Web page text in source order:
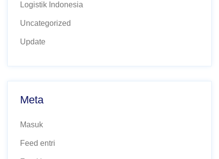
Logistik Indonesia
Uncategorized
Update
Meta
Masuk
Feed entri